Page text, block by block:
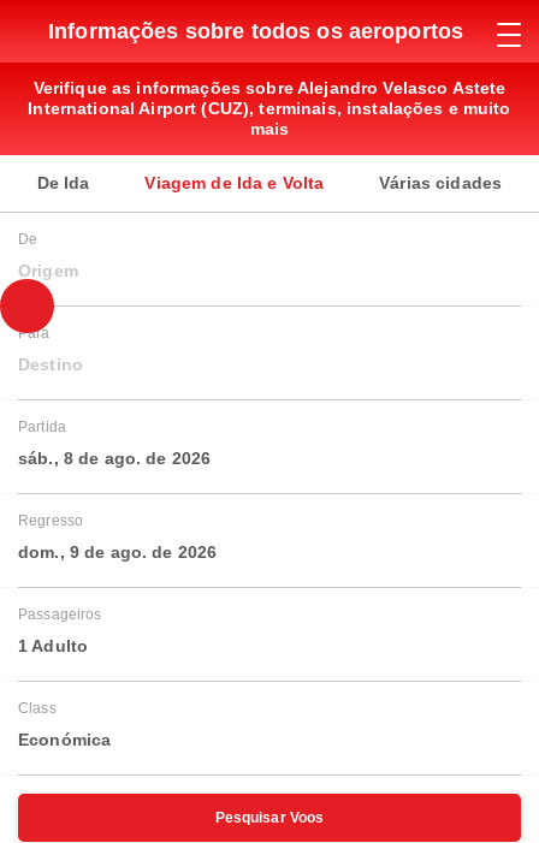
Informações sobre todos os aeroportos
Verifique as informações sobre Alejandro Velasco Astete
International Airport (CUZ), terminais, instalações e muito
mais
De Ida Viagem de Ida e Volta Várias cidades
De
Origem
Para
Destino
Partida
sáb., 8 de ago. de 2026
Regresso
dom., 9 de ago. de 2026
Passageiros
1 Adulto
Class
Económica
Pesquisar Voos